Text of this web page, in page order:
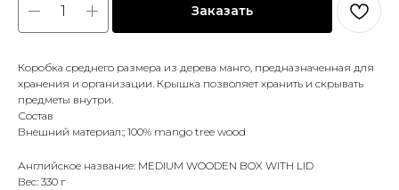
Заказать
Коробка среднего размера из дерева манго, предназначенная для
хранения и организации. Крышка позволяет хранить и скрывать
предметы внутри.
Состав
Внешний материал:; 100% mango tree wood
Английское название: MEDIUM WOODEN BOX WITH LID
Вес: 330 г